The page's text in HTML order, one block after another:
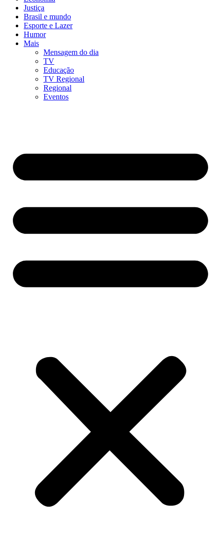
Justiça
Brasil e mundo
Esporte e Lazer
Humor
Mais
Mensagem do dia
TV
Educação
TV Regional
Regional
Eventos